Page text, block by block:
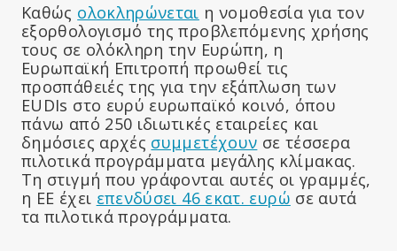
Καθώς ολοκληρώνεται η νομοθεσία για τον
εξορθολογισμό της προβλεπόμενης χρήσης
τους σε ολόκληρη την Ευρώπη, η
Ευρωπαϊκή Επιτροπή προωθεί τις
προσπάθειές της για την εξάπλωση των
EUDIs στο ευρύ ευρωπαϊκό κοινό, όπου
πάνω από 250 ιδιωτικές εταιρείες και
δημόσιες αρχές συμμετέχουν σε τέσσερα
πιλοτικά προγράμματα μεγάλης κλίμακας.
Τη στιγμή που γράφονται αυτές οι γραμμές,
η ΕΕ έχει επενδύσει 46 εκατ. ευρώ σε αυτά
τα πιλοτικά προγράμματα.